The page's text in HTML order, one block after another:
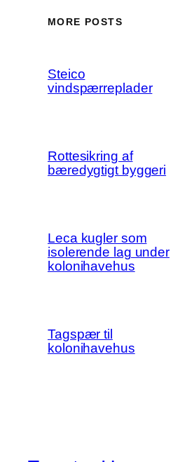
MORE POSTS
Steico
vindspærreplader
Rottesikring af
bæredygtigt byggeri
Leca kugler som
isolerende lag under
kolonihavehus
Tagspær til
kolonihavehus